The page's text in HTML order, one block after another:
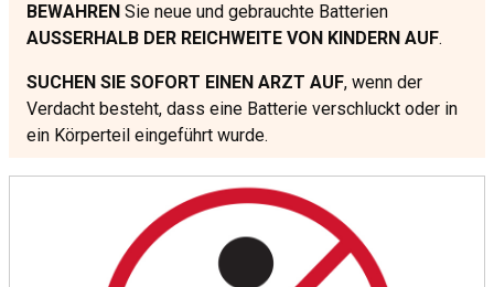
BEWAHREN Sie neue und gebrauchte Batterien
AUSSERHALB DER REICHWEITE VON KINDERN AUF.
SUCHEN SIE SOFORT EINEN ARZT AUF, wenn der
Verdacht besteht, dass eine Batterie verschluckt oder in
ein Körperteil eingeführt wurde.